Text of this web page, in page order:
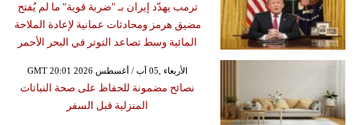
ترمب يهدّد إيران بـ "ضربة قوية" ما لم يُفتح
مضيق هرمز ومحادثات عمانية لإعادة الملاحة
المائية وسط تصاعد التوتر في البحر الأحمر
GMT 20:01 2026 الأربعاء ,05 آب / أغسطس
نصائح مضمونة للحفاظ على صحة النباتات
المنزلية قبل السفر